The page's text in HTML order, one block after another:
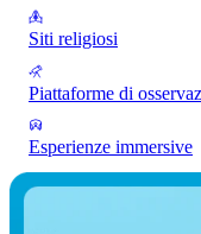
Siti religiosi
Piattaforme di
Esperienze immersive